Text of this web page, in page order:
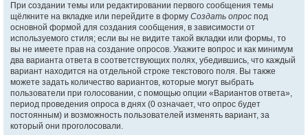
При создании темы или редактировании первого сообщения темы
щёлкните на вкладке или перейдите в форму Создать опрос под
основной формой для создания сообщения, в зависимости от
используемого стиля; если вы не видите такой вкладки или формы, то
вы не имеете прав на создание опросов. Укажите вопрос и как минимум
два варианта ответа в соответствующих полях, убедившись, что каждый
вариант находится на отдельной строке текстового поля. Вы также
можете задать количество вариантов, которые могут выбрать
пользователи при голосовании, с помощью опции «Вариантов ответа»,
период проведения опроса в днях (0 означает, что опрос будет
постоянным) и возможность пользователей изменять вариант, за
который они проголосовали.